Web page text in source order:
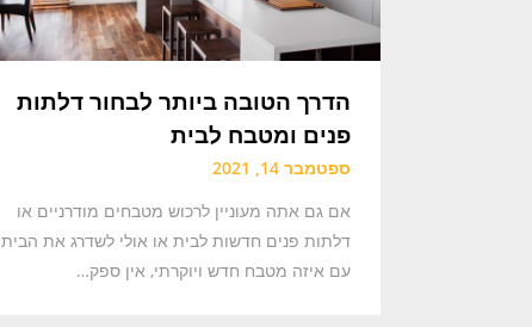
הדרך הטובה ביותר לבחור דלתות
פנים ומטבח לבית
ספטמבר 14, 2021
אם גם אתה מעוניין לרכוש מטבחים מודרניים או
דלתות פנים חדשות לבית או אולי לשדרג את הבית
עם איזה מטבח חדש ויוקרתי, אין ספק…